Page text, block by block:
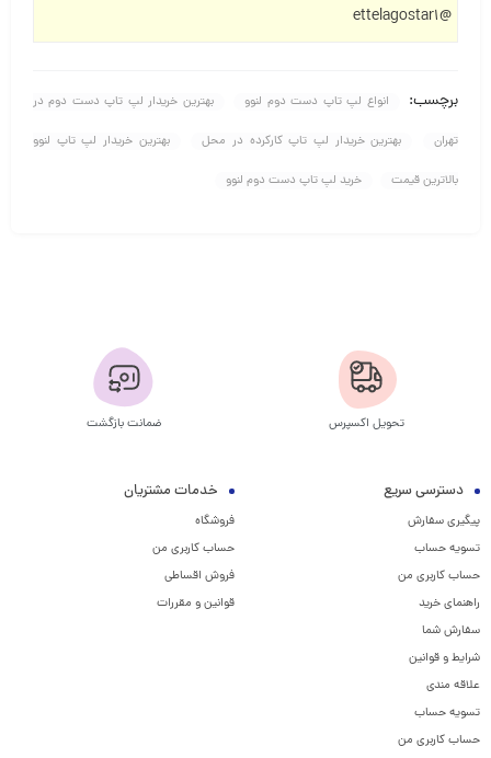
@ettelagostar1
برچسب: انواع لپ تاپ دست دوم لنوو بهترین خریدار لپ تاپ دست دوم در
تهران بهترین خریدار لپ تاپ کارکرده در محل بهترین خریدار لپ تاپ لنوو
بالاترین قیمت خرید لپ تاپ دست دوم لنوو
تحویل اکسپرس ضمانت بازگشت
دسترسی سریع
پیگیری سفارش
تسویه حساب
حساب کاربری من
راهنمای خرید
سفارش شما
شرایط و قوانین
علاقه مندی
تسویه حساب
حساب کاربری من
خدمات مشتریان
فروشگاه
حساب کاربری من
فروش اقساطی
قوانین و مقررات